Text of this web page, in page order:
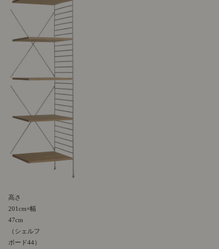
高さ
201cm×幅
47cm
（シェルフ
ボード44）